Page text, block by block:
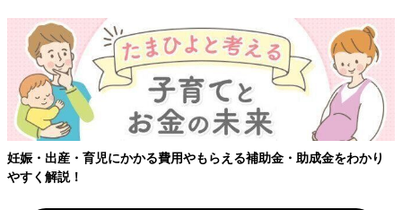
妊娠・出産・育児にかかる費用やもらえる補助金・助成金をわかり
やすく解説！